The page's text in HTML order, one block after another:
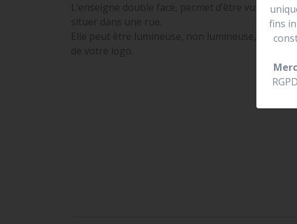
L’enseigne double face, permet d’être vu de loin
situer dans une rue.
Elle peut être lumineuse, non lumineuse,
de votre logo.
fins